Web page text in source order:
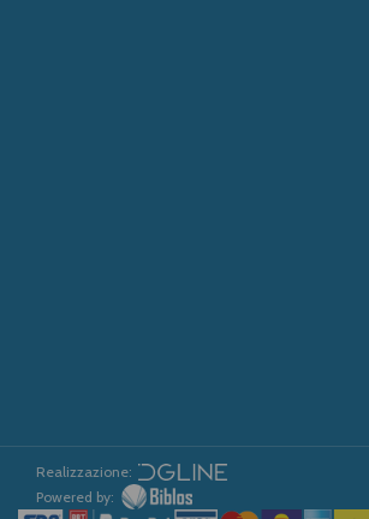
Realizzazione:
Powered by: